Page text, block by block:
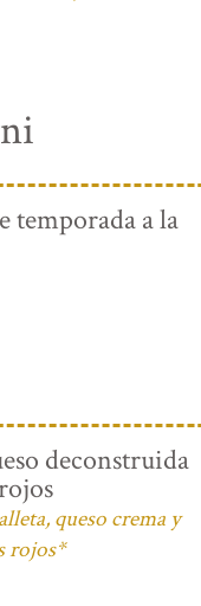
temporada a la
deconstruida
queso crema y
rojos*